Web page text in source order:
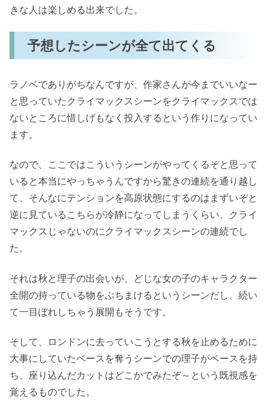
きな人は楽しめる出来でした。
予想したシーンが全て出てくる
ラノベでありがちなんですが、作家さんが今までいいなー
と思っていたクライマックスシーンをクライマックスでは
ないところに惜しげもなく投入するという作りになってい
ます。
なので、ここではこういうシーンがやってくるぞと思って
いると本当にやっちゃうんですから驚きの連続を通り越し
て、そんなにテンションを高原状態にするのはまずいぞと
逆に見ているこちらが冷静になってしまうくらい、クライ
マックスじゃないのにクライマックスシーンの連続でし
た。
それは秋と理子の出会いが、どじな女の子のキャラクター
全開の持っている物をぶちまけるというシーンだし、続い
て一目ぼれしちゃう展開もそうです。
そして、ロンドンに去っていこうとする秋を止めるために
大事にしていたベースを奪うシーンでの理子がベースを持
ち、座り込んだカットはどこかでみたぞ～という既視感を
覚えるものでした。